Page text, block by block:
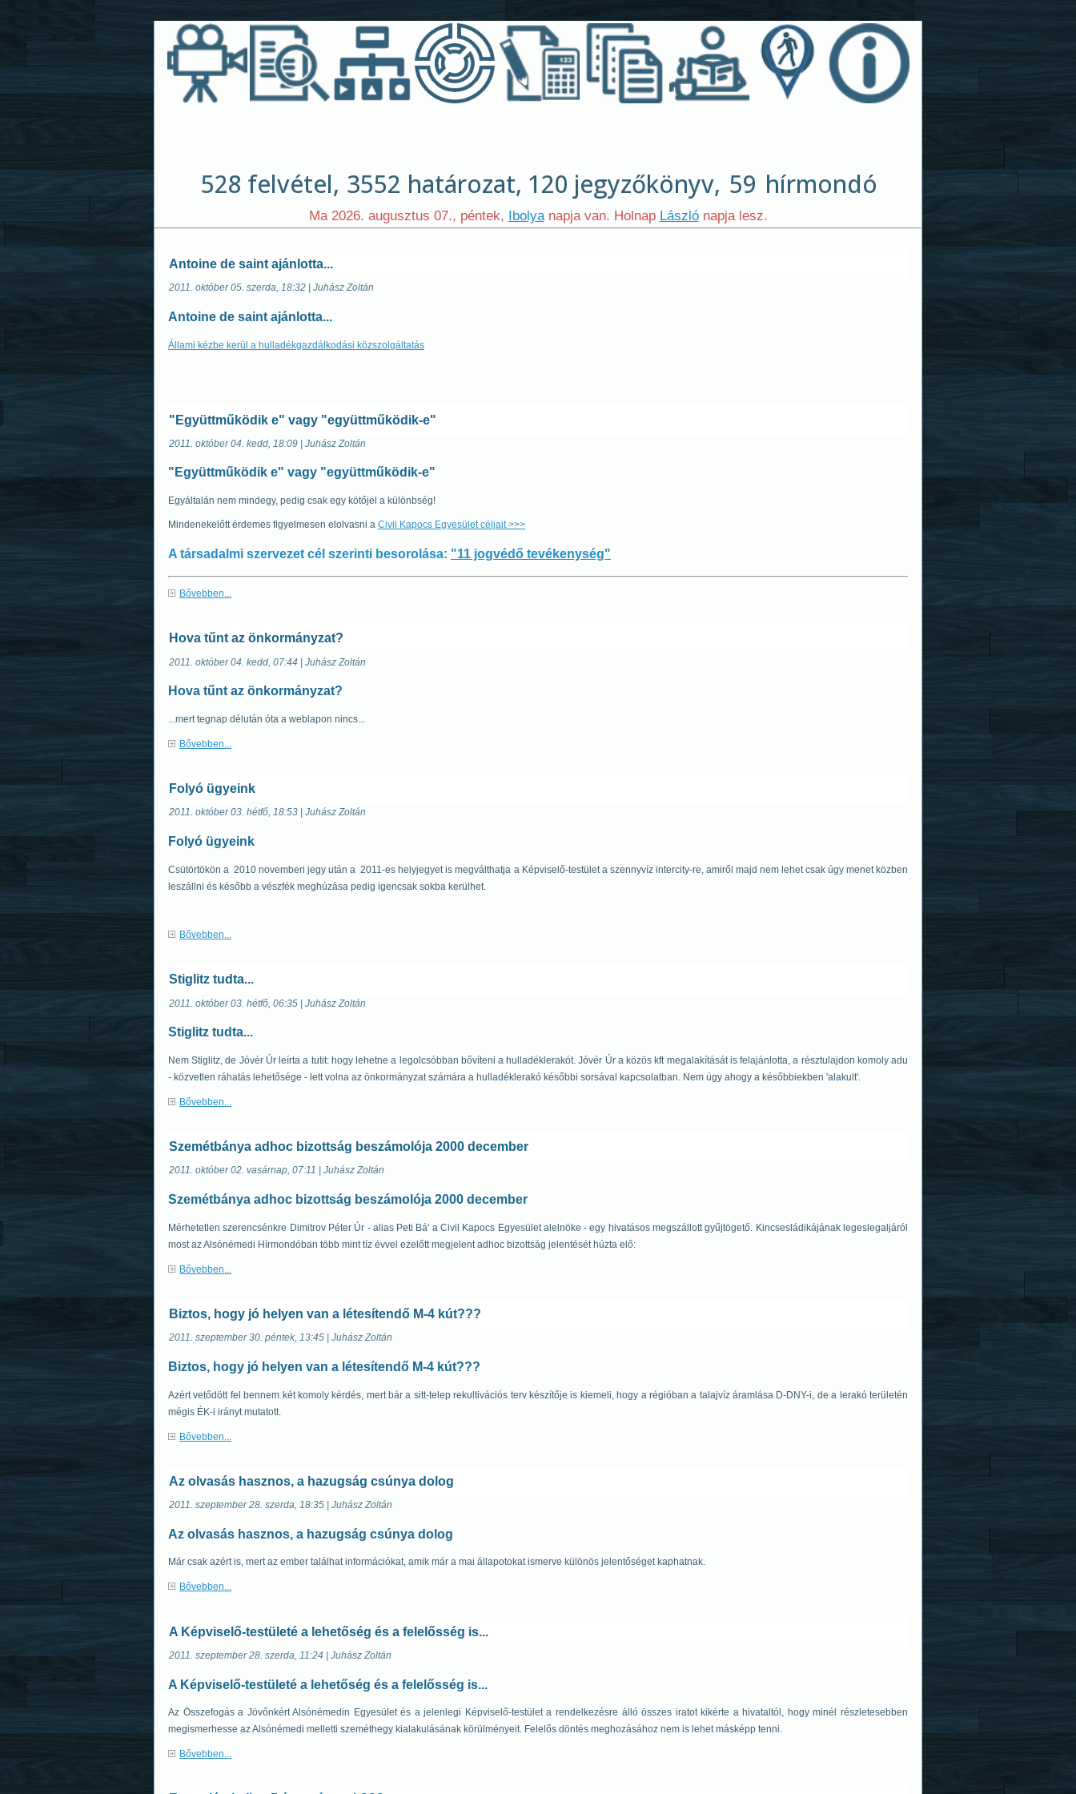
Ma 2026. augusztus 07., péntek, Ibolyanapja van. Holnap Lászlónapja lesz.
Antoine de saint ajánlotta...
2011. október 05. szerda, 18:32 | Juhász Zoltán
Antoine de saint ajánlotta...
Állami kézbe kerül a hulladékgazdálkodási közszolgáltatás
"Együttműködik e" vagy "együttműködik-e"
2011. október 04. kedd, 18:09 | Juhász Zoltán
"Együttműködik e" vagy "együttműködik-e"
Egyáltalán nem mindegy, pedig csak egy kötőjel a különbség!
Mindenekelőtt érdemes figyelmesen elolvasni a Civil Kapocs Egyesület céljait >>>
A társadalmi szervezet cél szerinti besorolása: "11 jogvédő tevékenység"
Bővebben...
Hova tűnt az önkormányzat?
2011. október 04. kedd, 07:44 | Juhász Zoltán
Hova tűnt az önkormányzat?
...mert tegnap délután óta a weblapon nincs...
Bővebben...
Folyó ügyeink
2011. október 03. hétfő, 18:53 | Juhász Zoltán
Folyó ügyeink
Csütörtökön a 2010 novemberi jegy után a 2011-es helyjegyet is megválthatja a Képviselő-testület a szennyvíz intercity-re, amiről majd nem lehet csak úgy menet közben
leszállni és később a vészfék meghúzása pedig igencsak sokba kerülhet.
Bővebben...
Stiglitz tudta...
2011. október 03. hétfő, 06:35 | Juhász Zoltán
Stiglitz tudta...
Nem Stiglitz, de Jóvér Úr leírta a tutit: hogy lehetne a legolcsóbban bővíteni a hulladéklerakót. Jóvér Úr a közös kft megalakítását is felajánlotta, a résztulajdon komoly adu
- közvetlen ráhatás lehetősége - lett volna az önkormányzat számára a hulladéklerakó későbbi sorsával kapcsolatban. Nem úgy ahogy a későbbiekben 'alakult'.
Bővebben...
Szemétbánya adhoc bizottság beszámolója 2000 december
2011. október 02. vasárnap, 07:11 | Juhász Zoltán
Szemétbánya adhoc bizottság beszámolója 2000 december
Mérhetetlen szerencsénkre Dimitrov Péter Úr - alias Peti Bá' a Civil Kapocs Egyesület alelnöke - egy hivatásos megszállott gyűjtögető. Kincsesládikájának legeslegaljáról
most az Alsónémedi Hírmondóban több mint tíz évvel ezelőtt megjelent adhoc bizottság jelentését húzta elő:
Bővebben...
Biztos, hogy jó helyen van a létesítendő M-4 kút???
2011. szeptember 30. péntek, 13:45 | Juhász Zoltán
Biztos, hogy jó helyen van a létesítendő M-4 kút???
Azért vetődött fel bennem két komoly kérdés, mert bár a sitt-telep rekultivációs terv készítője is kiemeli, hogy a régióban a talajvíz áramlása D-DNY-i, de a lerakó területén
mégis ÉK-i irányt mutatott.
Bővebben...
Az olvasás hasznos, a hazugság csúnya dolog
2011. szeptember 28. szerda, 18:35 | Juhász Zoltán
Az olvasás hasznos, a hazugság csúnya dolog
Már csak azért is, mert az ember találhat információkat, amik már a mai állapotokat ismerve különös jelentőséget kaphatnak.
Bővebben...
A Képviselő-testületé a lehetőség és a felelősség is...
2011. szeptember 28. szerda, 11:24 | Juhász Zoltán
A Képviselő-testületé a lehetőség és a felelősség is...
Az Összefogás a Jövőnkért Alsónémedin Egyesület és a jelenlegi Képviselő-testület a rendelkezésre álló összes iratot kikérte a hivataltól, hogy minél részletesebben
megismerhesse az Alsónémedi melletti szeméthegy kialakulásának körülményeit. Felelős döntés meghozásához nem is lehet másképp tenni.
Bővebben...